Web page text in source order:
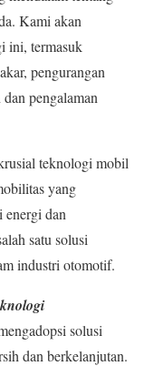
Kami akan
ini, termasuk
pengurangan
pengalaman
teknologi mobil
yang
energi dan
satu solusi
industri otomotif.
solusi
dan berkelanjutan.